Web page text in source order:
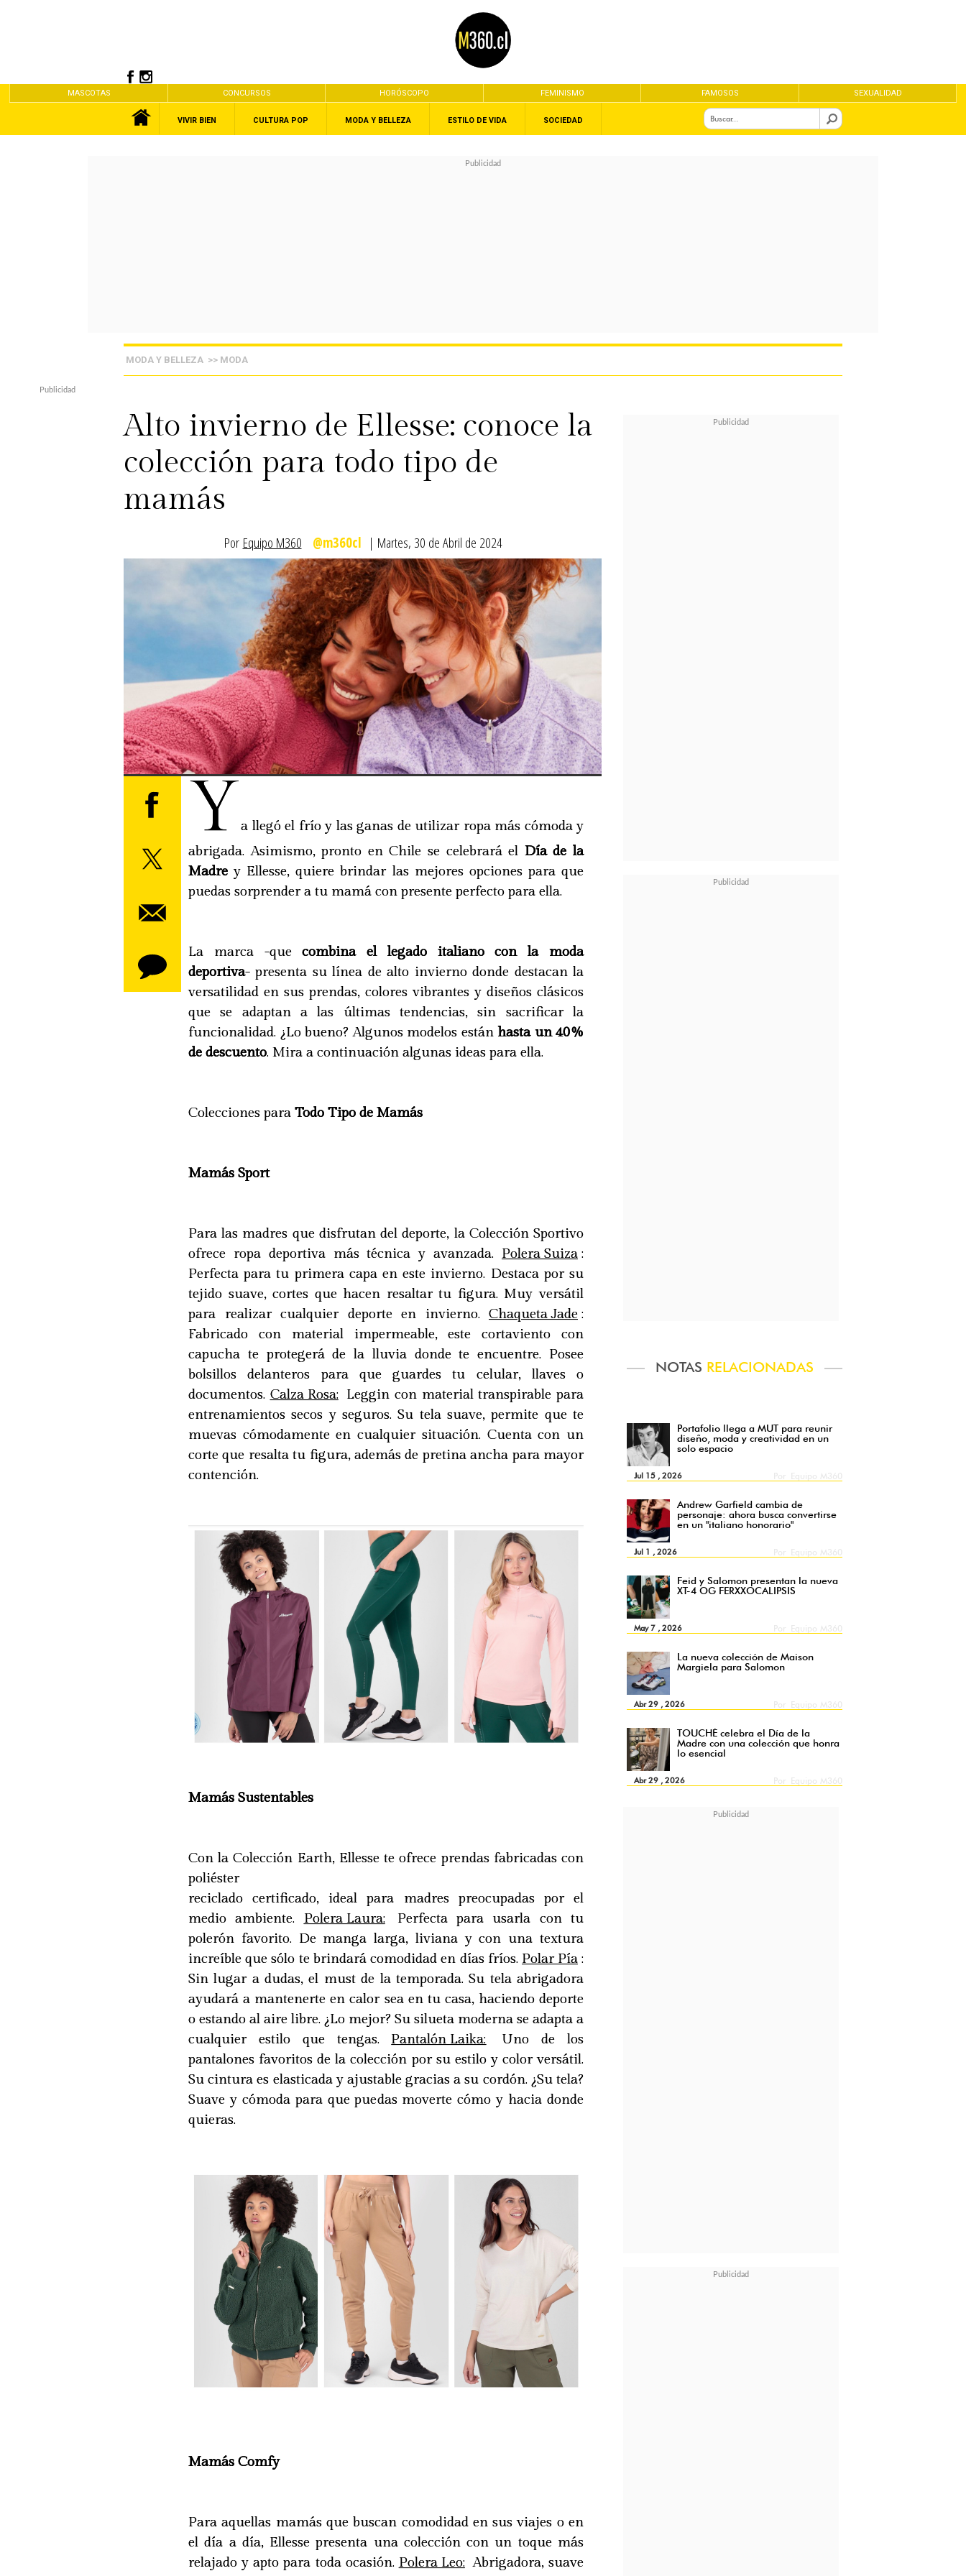
MASCOTAS CONCURSOS HORÓSCOPO FEMINISMO FAMOSOS SEXUALIDAD
VIVIR BIEN CULTURA POP MODA Y BELLEZA ESTILO DE VIDA SOCIEDAD
MODA Y BELLEZA >> MODA
Alto invierno de Ellesse: conoce la
colección para todo tipo de
mamás
Por Equipo M360 @m360cl | Martes, 30 de Abril de 2024
NOTAS RELACIONADAS
Portafolio llega a MUT para reunir
diseño, moda y creatividad en un
solo espacio
Jul 15 , 2026
Andrew Garfield cambia de
personaje: ahora busca convertirse
en un "italiano honorario"
Jul 1 , 2026
Feid y Salomon presentan la nueva
XT-4 OG FERXXOCALIPSIS
May 7 , 2026
La nueva colección de Maison
Margiela para Salomon
Abr 29 , 2026
TOUCHÉ celebra el Día de la
Madre con una colección que honra
lo esencial
Abr 29 , 2026
Ya llegó el frío y las ganas de utilizar ropa más cómoda y
abrigada. Asimismo, pronto en Chile se celebrará el Día de la
Madre y Ellesse, quiere brindar las mejores opciones para que
puedas sorprender a tu mamá con presente perfecto para ella.
La marca -quecombina el legado italiano con la moda
deportiva- presenta su línea de alto invierno donde destacan la
versatilidad en sus prendas, colores vibrantes y diseños clásicos
que se adaptan a las últimas tendencias, sin sacrificar la
funcionalidad. ¿Lo bueno? Algunos modelos están hasta un 40%
de descuento. Mira a continuación algunas ideas para ella.
Colecciones para Todo Tipo de Mamás
Mamás Sport
Para las madres que disfrutan del deporte, la Colección Sportivo
ofrece ropa deportiva más técnica y avanzada. Polera Suiza :
Perfecta para tu primera capa en este invierno. Destaca por su
tejido suave, cortes que hacen resaltar tu figura. Muy versátil
para realizar cualquier deporte en invierno. Chaqueta Jade :
Fabricado con material impermeable, este cortaviento con
capucha te protegerá de la lluvia donde te encuentre. Posee
bolsillos delanteros para que guardes tu celular, llaves o
documentos. Calza Rosa: Leggin con material transpirable para
entrenamientos secos y seguros. Su tela suave, permite que te
muevas cómodamente en cualquier situación. Cuenta con un
corte que resalta tu figura, además de pretina ancha para mayor
contención.
Mamás Sustentables
Con la Colección Earth, Ellesse te ofrece prendas fabricadas con
poliéster
reciclado certificado, ideal para madres preocupadas por el
medio ambiente. Polera Laura:
Perfecta para usarla con tu
polerón favorito. De manga larga, liviana y con una textura
increíble que sólo te brindará comodidad en días fríos. Polar Pía :
Sin lugar a dudas, el must de la temporada. Su tela abrigadora
ayudará a mantenerte en calor sea en tu casa, haciendo deporte
o estando al aire libre. ¿Lo mejor? Su silueta moderna se adapta a
cualquier estilo que tengas. Pantalón Laika:
Uno de los
pantalones favoritos de la colección por su estilo y color versátil.
Su cintura es elasticada y ajustable gracias a su cordón. ¿Su tela?
Suave y cómoda para que puedas moverte cómo y hacia donde
quieras.
Mamás Comfy
Para aquellas mamás que buscan comodidad en sus viajes o en
el día a día, Ellesse presenta una colección con un toque más
relajado y apto para toda ocasión. Polera Leo: Abrigadora, suave